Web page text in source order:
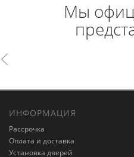
Мы
ИНФОРМАЦИЯ
Рассрочка
Оплата и доставка
Установка дверей